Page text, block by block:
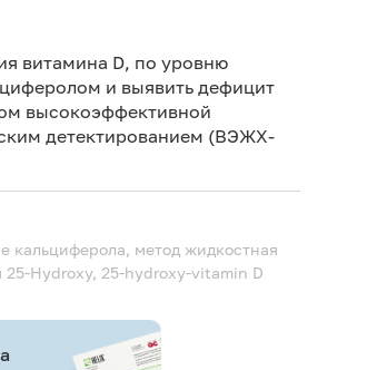
витамина D, по уровню
и выявить дефицит
высокоэффективной
детектированием (ВЭЖХ-
кальциферола, метод жидкостная
25-Hydroxy, 25-hydroxy-vitamin D